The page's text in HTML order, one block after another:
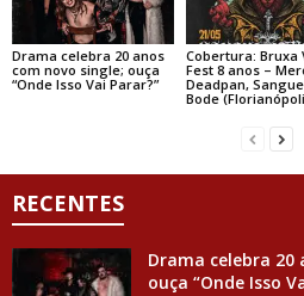
Drama celebra 20 anos
com novo single; ouça
“Onde Isso Vai Parar?”
Cobertura: Bruxa
Fest 8 anos –
Deadpan,
Bode
RECENTES
Drama celebra 20
ouça “Onde Isso